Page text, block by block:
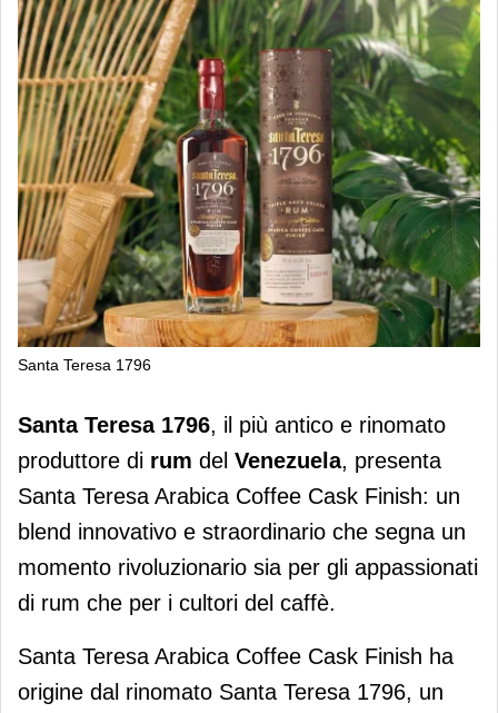
Santa Teresa 1796
S. Teresa 1796: il primo rum
venezuelano affinato in botti di caffe’
Santa Teresa 1796, il più antico e rinomato
produttore di rum del Venezuela, presenta
Santa Teresa Arabica Coffee Cask Finish: un
blend innovativo e straordinario che segna un
momento rivoluzionario sia per gli appassionati
di rum che per i cultori del caffè.
Santa Teresa Arabica Coffee Cask Finish ha
origine dal rinomato Santa Teresa 1796, un